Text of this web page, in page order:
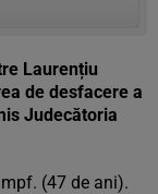
Laurențiu
de desfacere a
Judecătoria
(47 de ani).